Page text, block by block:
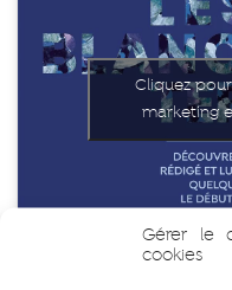
Gérer le
cookies
Cliquez
marketing